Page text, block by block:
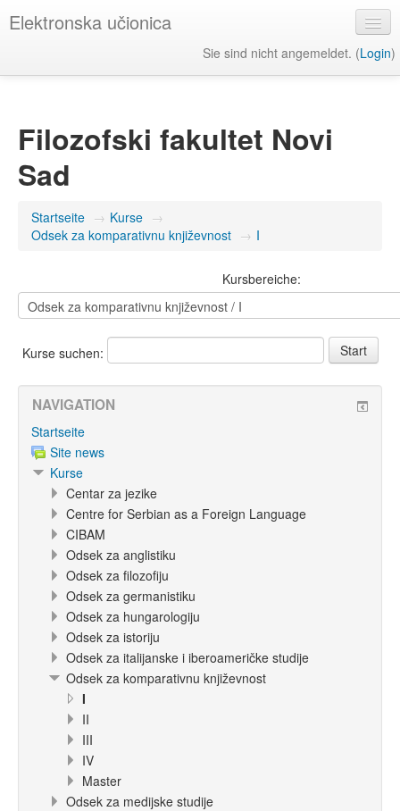
Elektronska učionica
Sie sind nicht angemeldet. (Login)
Filozofski fakultet Novi
Sad
Startseite → Kurse →
Odsek za komparativnu književnost → I
Kursbereiche:
Kurse suchen:
NAVIGATION
Startseite
Site news
Kurse
Centar za jezike
Centre for Serbian as a Foreign Language
CIBAM
Odsek za anglistiku
Odsek za filozofiju
Odsek za germanistiku
Odsek za hungarologiju
Odsek za istoriju
Odsek za italijanske i iberoameričke studije
Odsek za komparativnu književnost
I
II
III
IV
Master
Odsek za medijske studije